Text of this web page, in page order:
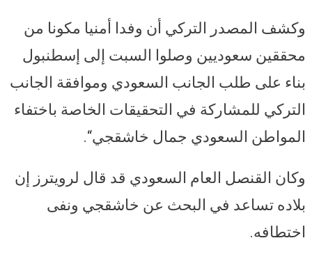
‏‎وكشف المصدر التركي أن وفدا أمنيا مكونا من
محققين سعوديين وصلوا السبت إلى إسطنبول
بناء على طلب الجانب السعودي وموافقة الجانب
التركي للمشاركة في التحقيقات الخاصة باختفاء
المواطن السعودي جمال خاشقجي“.
وكان القنصل العام السعودي قد قال لرويترز إن
بلاده تساعد في البحث عن خاشقجي ونفى
اختطافه.